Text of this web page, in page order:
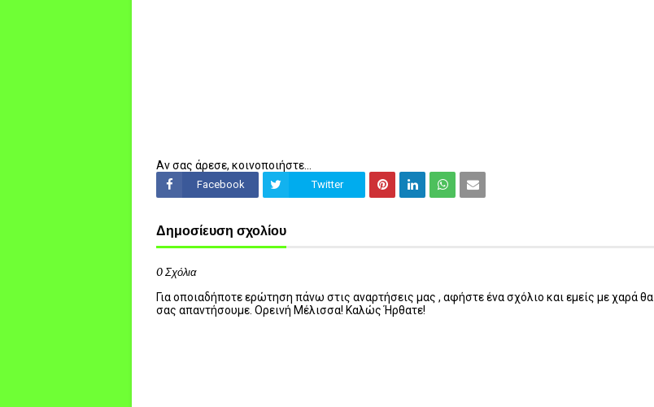
Αν σας άρεσε, κοινοποιήστε...
Facebook Twitter
Δημοσίευση σχολίου
0 Σχόλια
Για οποιαδήποτε ερώτηση πάνω στις αναρτήσεις μας , αφήστε ένα σχόλιο και εμείς με χαρά θα
σας απαντήσουμε. Ορεινή Μέλισσα! Καλώς Ήρθατε!